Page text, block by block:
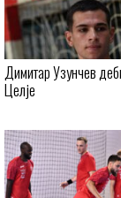
Димитар Узунчев
Целје